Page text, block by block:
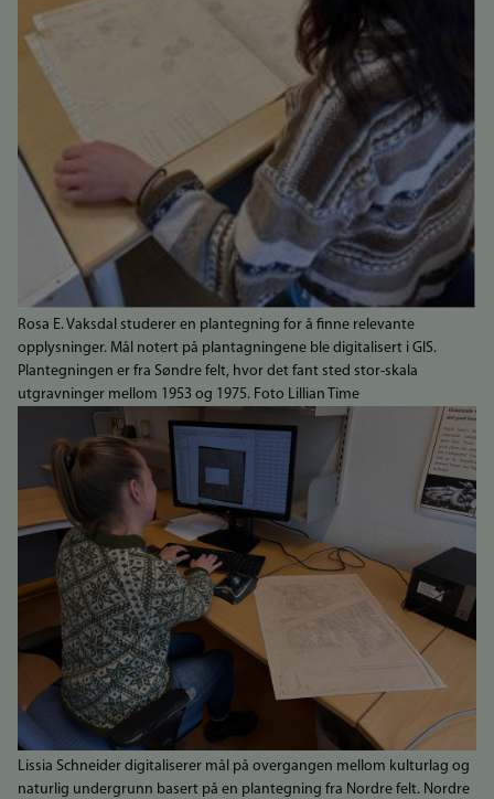
Rosa E. Vaksdal studerer en plantegning for å finne relevante
opplysninger. Mål notert på plantagningene ble digitalisert i GIS.
Plantegningen er fra Søndre felt, hvor det fant sted stor-skala
utgravninger mellom 1953 og 1975. Foto Lillian Time
Lissia Schneider digitaliserer mål på overgangen mellom kulturlag og
naturlig undergrunn basert på en plantegning fra Nordre felt. Nordre